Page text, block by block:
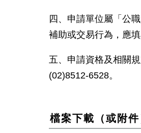
四、申請單位屬「公
補助或交易行為，應
五、申請資格及相關
(02)8512-6528。
檔案下載（或附件